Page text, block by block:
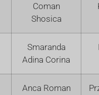
Coman
Shosica
Smaranda
Adina Corina
Anca Roman